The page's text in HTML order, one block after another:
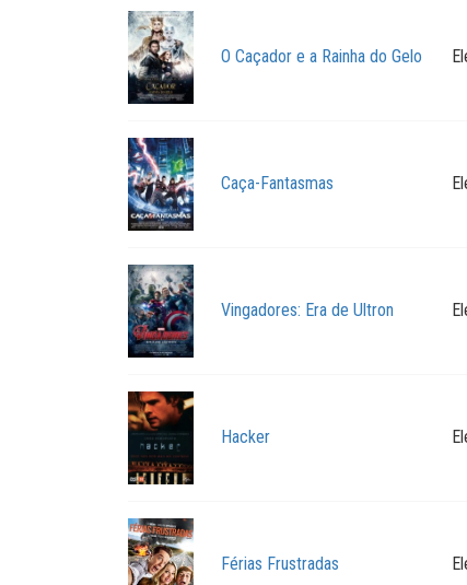
O Caçador e a Rainha do Gelo
Caça-Fantasmas
Vingadores: Era de Ultron
Hacker
Férias Frustradas